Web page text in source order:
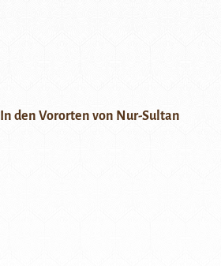
In den Vororten von Nur-Sultan